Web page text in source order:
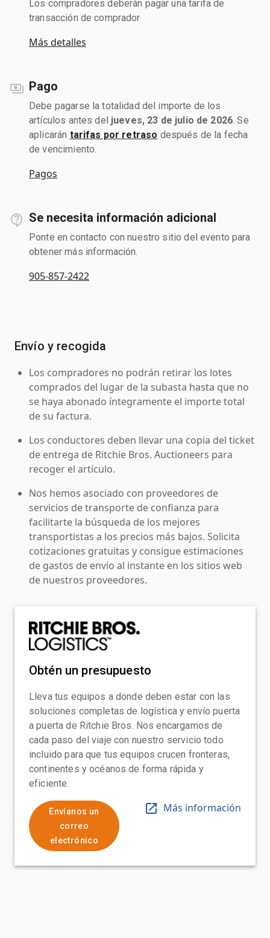
Los compradores deberán pagar una tarifa de
transacción de comprador
Más detalles
Pago
Debe pagarse la totalidad del importe de los
artículos antes del jueves, 23 de julio de 2026 . Se
aplicarán tarifas por retraso después de la fecha
de vencimiento.
Pagos
Se necesita información adicional
Ponte en contacto con nuestro sitio del evento para
obtener más información.
905-857-2422
Envío y recogida
Los compradores no podrán retirar los lotes
comprados del lugar de la subasta hasta que no
se haya abonado íntegramente el importe total
de su factura.
Los conductores deben llevar una copia del ticket
de entrega de Ritchie Bros. Auctioneers para
recoger el artículo.
Nos hemos asociado con proveedores de
servicios de transporte de confianza para
facilitarte la búsqueda de los mejores
transportistas a los precios más bajos. Solicita
cotizaciones gratuitas y consigue estimaciones
de gastos de envío al instante en los sitios web
de nuestros proveedores.
Obtén un presupuesto
Lleva tus equipos a donde deben estar con las
soluciones completas de logística y envío puerta
a puerta de Ritchie Bros. Nos encargamos de
cada paso del viaje con nuestro servicio todo
incluido para que tus equipos crucen fronteras,
continentes y océanos de forma rápida y
eficiente.
Envíanos un
correo
electrónico
Más información